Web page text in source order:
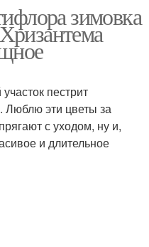
зимовка
пестрит
Люблю эти цветы за
с уходом, ну и,
и длительное